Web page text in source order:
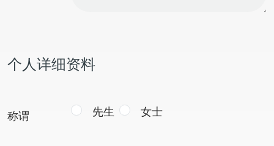
个人详细资料
称谓 先生 女士